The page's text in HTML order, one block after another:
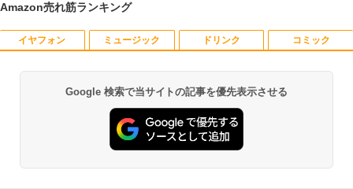
1
獣医腫瘍学テキスト 第2版[本/雑誌] / 日
腫瘍科認定医認定委員会/監修
Amazon売れ筋ランキング
イヤフォン
Anker Soundcore P40i オフホワイト
￥7,990
ミュージック
BRUCE WAYNE feat. Flo Milli, ATL Jacob
[Explicit]
￥250
ドリンク
【Amazon.co.jp限定】 い・ろ・は・す 2L P
ET ラベルレス ×8本
￥1,112
コミック
薬屋のひとりごと 17巻 (デジタル版ビッグガ
ンガンコミックス)
￥770
Google 検索で当サイトの記事を優先表示させる